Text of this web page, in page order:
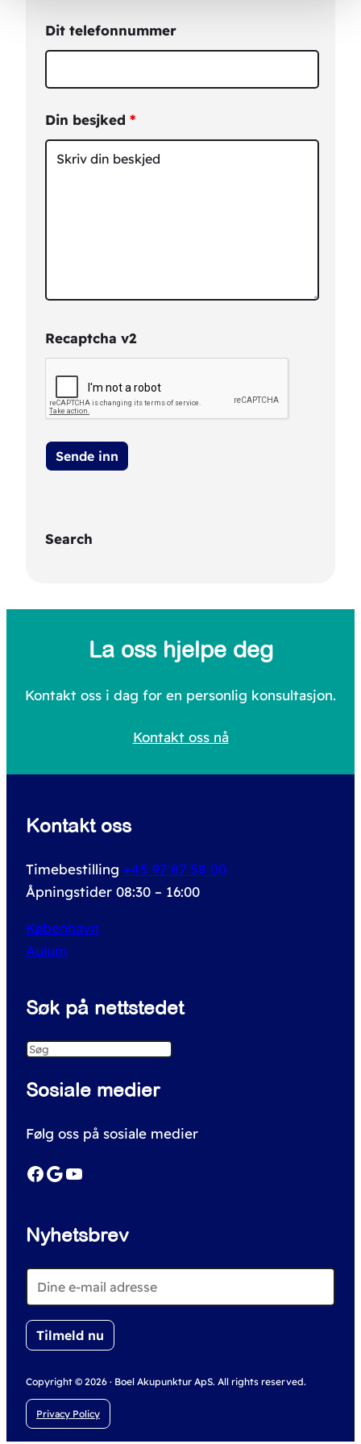
Dit telefonnummer
Din besjked *
Recaptcha v2
Search
e
c
r
La oss hjelpe deg
Kontakt oss i dag for en personlig konsultasjon.
Kontakt oss nå
Kontakt oss
Timebestilling +45 97 87 58 00
Åpningstider 08:30 – 16:00
København
Aulum
Søk på nettstedet
S
a
c
h
Sosiale medier
Følg oss på sosiale medier
Facebook Google YouTube
Nyhetsbrev
Copyright © 2026 · Boel Akupunktur ApS. All rights reserved.
Privacy Policy